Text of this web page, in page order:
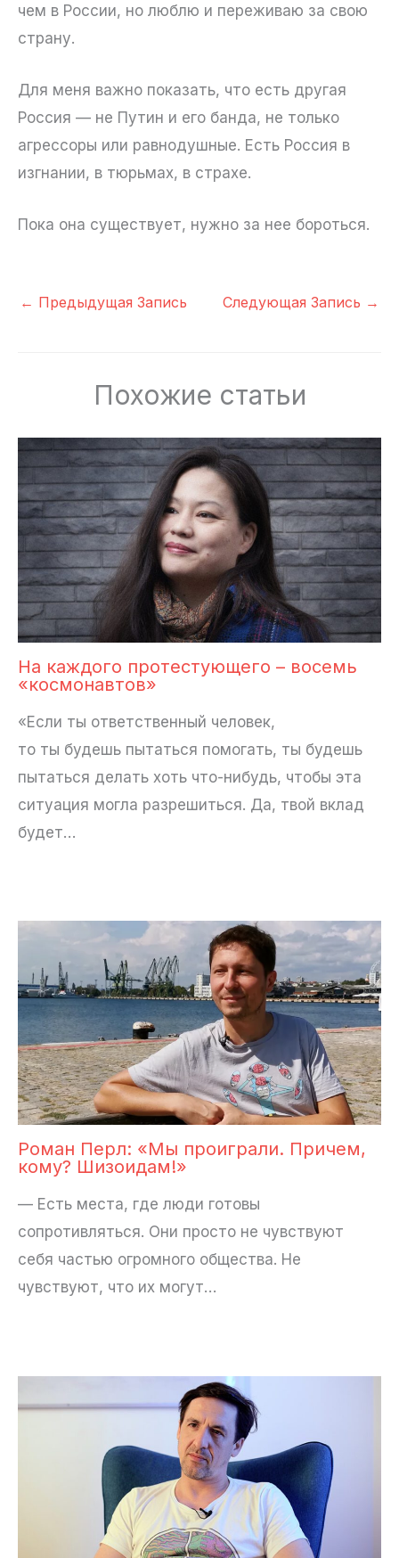
чем в России, но люблю и переживаю за свою
страну.
Для меня важно показать, что есть другая
Россия — не Путин и его банда, не только
агрессоры или равнодушные. Есть Россия в
изгнании, в тюрьмах, в страхе.
Пока она существует, нужно за нее бороться.
← Предыдущая Запись Следующая Запись →
Похожие статьи
На каждого протестующего – восемь
«космонавтов»
«Если ты ответственный человек,
то ты будешь пытаться помогать, ты будешь
пытаться делать хоть что-нибудь, чтобы эта
ситуация могла разрешиться. Да, твой вклад
будет…
Роман Перл: «Мы проиграли. Причем,
кому? Шизоидам!»
— Есть места, где люди готовы
сопротивляться. Они просто не чувствуют
себя частью огромного общества. Не
чувствуют, что их могут…